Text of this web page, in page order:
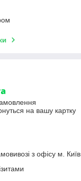
на вашу картку
з офісу м. Київ